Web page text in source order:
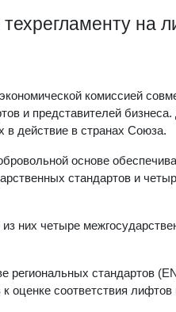
на
комиссией
и представителей
в действие в странах Союза.
основе
стандартов и
них четыре
стандартов
соответствия лифтов